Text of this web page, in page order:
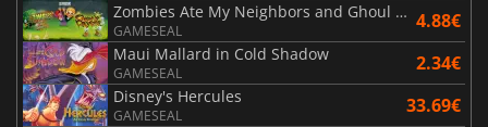
Zombies Ate My Neighbors and Ghoul Patrol
GAMESEAL 4.88€
Maui Mallard in Cold Shadow
GAMESEAL 2.34€
Disney's Hercules
GAMESEAL 33.69€